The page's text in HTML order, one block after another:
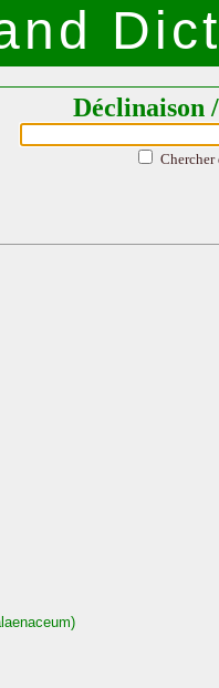
Déclinaison
Chercher